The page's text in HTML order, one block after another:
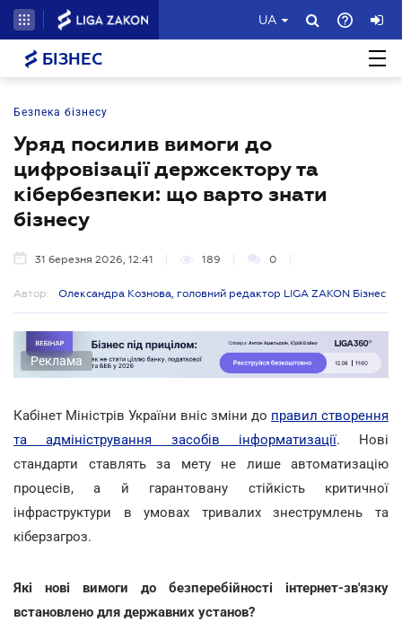
UA
БІЗНЕС
Безпека бізнесу
Уряд посилив вимоги до
цифровізації держсектору та
кібербезпеки: що варто знати
бізнесу
31 березня 2026, 12:41 189 0
Автор: Олександра Кознова, головний редактор LIGA ZAKON Бізнес
Реклама
Кабінет Міністрів України вніс зміни до правил створення
та адміністрування засобів інформатизації. Нові
стандарти ставлять за мету не лише автоматизацію
процесів, а й гарантовану стійкість критичної
інфраструктури в умовах тривалих знеструмлень та
кіберзагроз.
Які нові вимоги до безперебійності інтернет-зв'язку
встановлено для державних установ?